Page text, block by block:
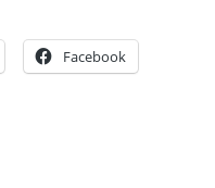
Facebook